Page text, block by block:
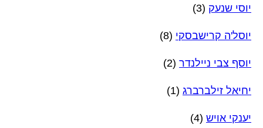
יוסי שנעק (3)
יוסל'ה קרישבסקי (8)
יוסף צבי ניילנדר (2)
יחיאל זילברברג (1)
יענקי אויש (4)